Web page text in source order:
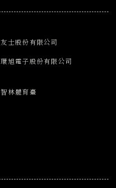
友士股份有限公司
環旭電子股份有限公司
智林體育臺